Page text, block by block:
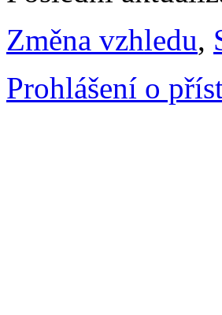
Změna vzhledu,
Prohlášení o